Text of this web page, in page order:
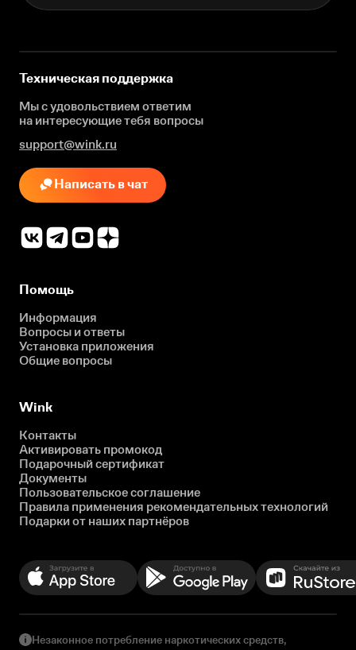
Техническая поддержка
Мы с удовольствием ответим
на интересующиетебя вопросы
support@wink.ru
Написать в чат
Помощь
Информация
Вопросы и ответы
Установка приложения
Общие вопросы
Wink
Контакты
Активировать промокод
Подарочный сертификат
Документы
Пользовательское соглашение
Правила применения рекомендательных технологий
Подарки от наших партнёров
Незаконное потребление наркотических средств,